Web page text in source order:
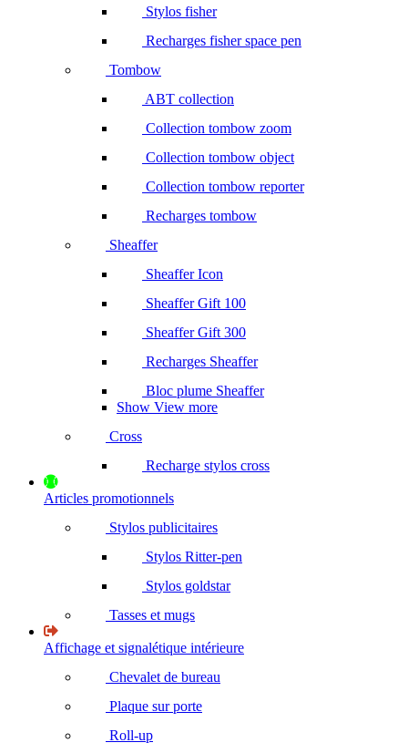
Stylos fisher
Recharges fisher space pen
Tombow
ABT collection
Collection tombow zoom
Collection tombow object
Collection tombow reporter
Recharges tombow
Sheaffer
Sheaffer Icon
Sheaffer Gift 100
Sheaffer Gift 300
Recharges Sheaffer
Bloc plume Sheaffer
Show View more
Cross
Recharge stylos cross
Articles promotionnels
Stylos publicitaires
Stylos Ritter-pen
Stylos goldstar
Tasses et mugs
Affichage et signalétique intérieure
Chevalet de bureau
Plaque sur porte
Roll-up